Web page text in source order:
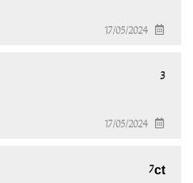
17/05/2024
3
17/05/2024
7ct